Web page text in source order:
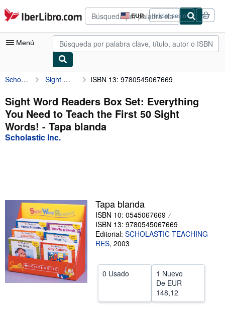
Pasar al contenido principal
IberLibro.com EUR
Preferencias
de
compra
del
Iniciar sesión
Menú
Mi cuenta
Consultar mis pedidos
Búsqueda avanzada
Colecciones
Comenzar a vender
Ayuda
CERRAR
Scholastic Inc. Sight Word Readers Box Set: Everything You Need to Teach the First 50 Sight Words! ISBN 13: 9780545067669
Sight Word Readers Box Set: Everything
You Need to Teach the First 50 Sight
Words! - Tapa blanda
Scholastic Inc.
Tapa blanda
ISBN 10: 0545067669
ISBN 13: 9780545067669
Editorial: SCHOLASTIC TEACHING
RES, 2003
0 Usado
1 Nuevo
De EUR
148,12